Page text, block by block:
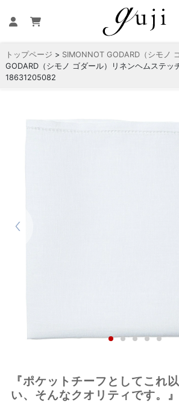
トップページ > SIMONNOT GODARD（シモノ
GODARD（シモノ ゴダール）リネンヘムステッ
18631205082
『ポケットチーフとしてこれ
い、そんなクオリティです。』